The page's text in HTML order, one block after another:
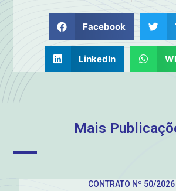
Facebook
LinkedIn
Mais
CONTRATO Nº 50/2026